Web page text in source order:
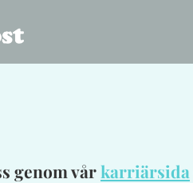
genom vårkarriärsida